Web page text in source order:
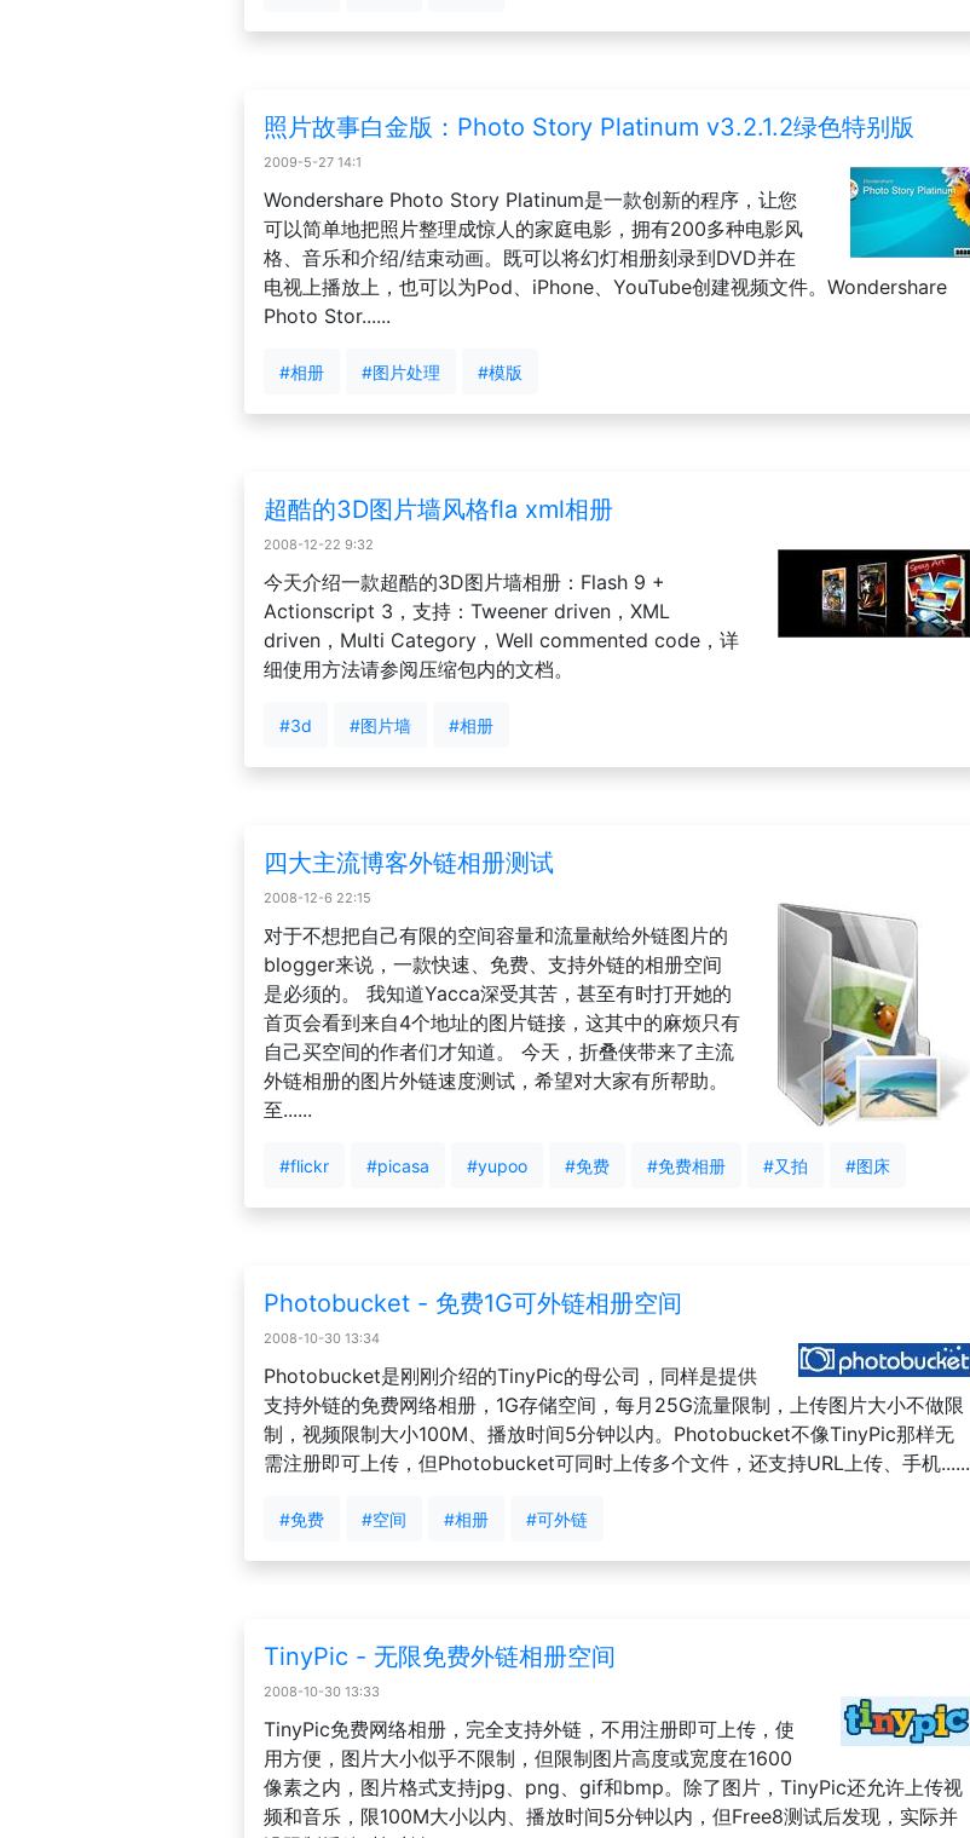
照片故事白金版：Photo Story Platinum v3.2.1.2绿色特别版
2009-5-27 14:1
Wondershare Photo Story Platinum是一款创新的程序，让您
可以简单地把照片整理成惊人的家庭电影，拥有200多种电影风
格、音乐和介绍/结束动画。既可以将幻灯相册刻录到DVD并在
电视上播放上，也可以为Pod、iPhone、YouTube创建视频文件。Wondershare
Photo Stor......
#相册 #图片处理 #模版
超酷的3D图片墙风格fla xml相册
2008-12-22 9:32
今天介绍一款超酷的3D图片墙相册：Flash 9 +
Actionscript 3，支持：Tweener driven，XML
driven，Multi Category，Well commented code，详
细使用方法请参阅压缩包内的文档。
#3d #图片墙 #相册
四大主流博客外链相册测试
2008-12-6 22:15
对于不想把自己有限的空间容量和流量献给外链图片的
blogger来说，一款快速、免费、支持外链的相册空间
是必须的。 我知道Yacca深受其苦，甚至有时打开她的
首页会看到来自4个地址的图片链接，这其中的麻烦只有
自己买空间的作者们才知道。 今天，折叠侠带来了主流
外链相册的图片外链速度测试，希望对大家有所帮助。
至......
#flickr #picasa #yupoo #免费 #免费相册 #又拍 #图床
Photobucket - 免费1G可外链相册空间
2008-10-30 13:34
Photobucket是刚刚介绍的TinyPic的母公司，同样是提供
支持外链的免费网络相册，1G存储空间，每月25G流量限制，上传图片大小不做限
制，视频限制大小100M、播放时间5分钟以内。Photobucket不像TinyPic那样无
需注册即可上传，但Photobucket可同时上传多个文件，还支持URL上传、手机......
#免费 #空间 #相册 #可外链
TinyPic - 无限免费外链相册空间
2008-10-30 13:33
TinyPic免费网络相册，完全支持外链，不用注册即可上传，使
用方便，图片大小似乎不限制，但限制图片高度或宽度在1600
像素之内，图片格式支持jpg、png、gif和bmp。除了图片，TinyPic还允许上传视
频和音乐，限100M大小以内、播放时间5分钟以内，但Free8测试后发现，实际并